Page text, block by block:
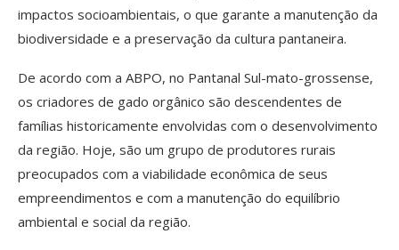
impactos socioambientais, o que garante a manutenção da
biodiversidade e a preservação da cultura pantaneira.
De acordo com a ABPO, no Pantanal Sul-mato-grossense,
os criadores de gado orgânico são descendentes de
famílias historicamente envolvidas com o desenvolvimento
da região. Hoje, são um grupo de produtores rurais
preocupados com a viabilidade econômica de seus
empreendimentos e com a manutenção do equilíbrio
ambiental e social da região.